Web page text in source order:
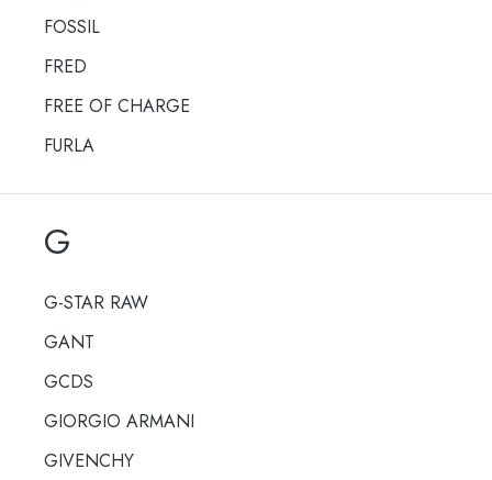
FOSSIL
FRED
FREE OF CHARGE
FURLA
G
G-STAR RAW
GANT
GCDS
GIORGIO ARMANI
GIVENCHY